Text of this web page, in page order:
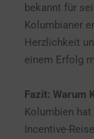
bekannt für
Kolumbianer
Herzlichkeit
einem Erfolg
Fazit: Warum
Kolumbien
Incentive-